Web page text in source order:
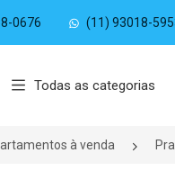
0676 (11) 93018-
Todas as categorias
à venda